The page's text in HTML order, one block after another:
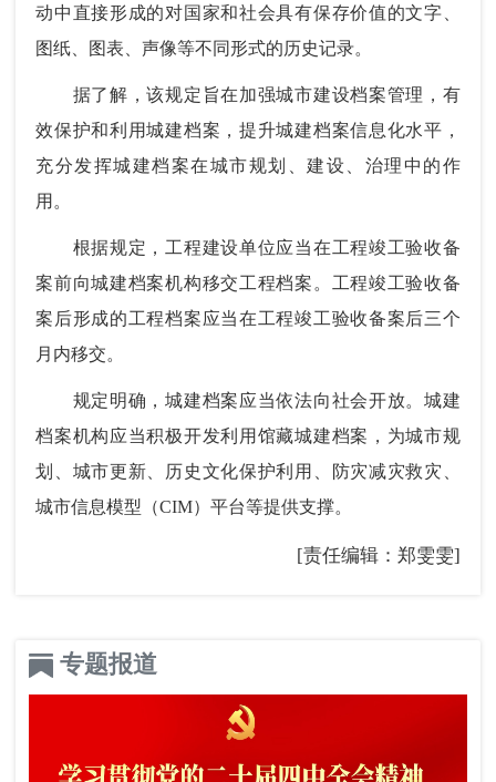
动中直接形成的对国家和社会具有保存价值的文字、
图纸、图表、声像等不同形式的历史记录。
据了解，该规定旨在加强城市建设档案管理，有
效保护和利用城建档案，提升城建档案信息化水平，
充分发挥城建档案在城市规划、建设、治理中的作
用。
根据规定，工程建设单位应当在工程竣工验收备
案前向城建档案机构移交工程档案。工程竣工验收备
案后形成的工程档案应当在工程竣工验收备案后三个
月内移交。
规定明确，城建档案应当依法向社会开放。城建
档案机构应当积极开发利用馆藏城建档案，为城市规
划、城市更新、历史文化保护利用、防灾减灾救灾、
城市信息模型（CIM）平台等提供支撑。
[责任编辑：郑雯雯]
专题报道